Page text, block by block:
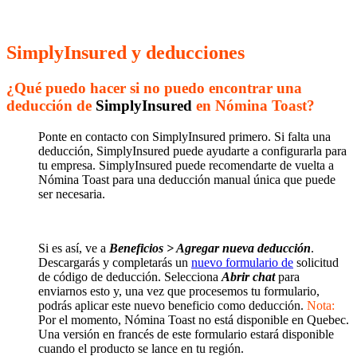
SimplyInsured y deducciones
¿Qué puedo hacer si no puedo encontrar una
deducción de SimplyInsured en Nómina Toast?
Ponte en contacto con SimplyInsured primero. Si falta una
deducción, SimplyInsured puede ayudarte a configurarla para
tu empresa. SimplyInsured puede recomendarte de vuelta a
Nómina Toast para una deducción manual única que puede
ser necesaria.
Si es así, ve a Beneficios > Agregar nueva deducción.
Descargarás y completarás un nuevo formulario de solicitud
de código de deducción. Selecciona Abrir chatpara
enviarnos esto y, una vez que procesemos tu formulario,
podrás aplicar este nuevo beneficio como deducción. Nota:
Por el momento, Nómina Toast no está disponible en Quebec.
Una versión en francés de este formulario estará disponible
cuando el producto se lance en tu región.